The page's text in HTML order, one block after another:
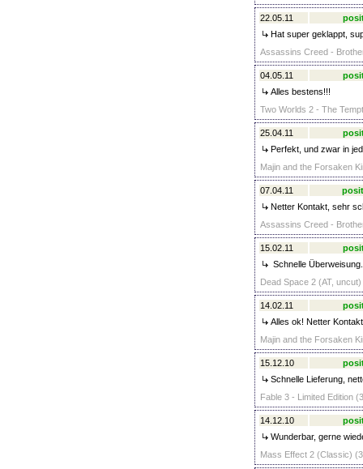
22.05.11
Hat super geklappt,
Assassins Creed -
04.05.11
Alles bestens!!!
Two Worlds 2 - The
25.04.11
Perfekt, und zwar in
Majin and the Forsaken
07.04.11
Netter Kontakt, sehr
Assassins Creed -
15.02.11
Schnelle
Dead Space 2 (AT,
14.02.11
Alles ok! Netter
Majin and the Forsaken
15.12.10
Schnelle Lieferung,
Fable 3 - Limited Edition
14.12.10
Wunderbar, gerne
Mass Effect 2 (Classic)